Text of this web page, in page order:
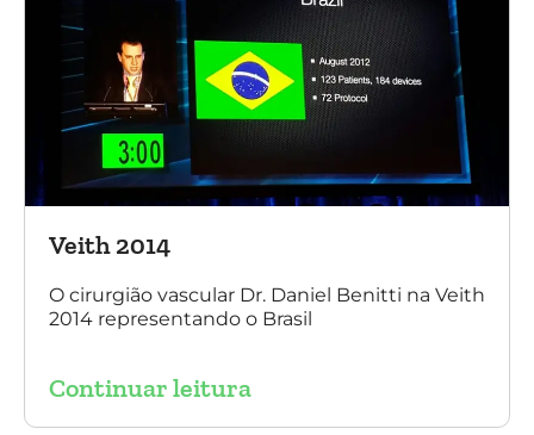
Veith 2014
O cirurgião vascular Dr. Daniel Benitti na Veith
2014 representando o Brasil
Continuar leitura